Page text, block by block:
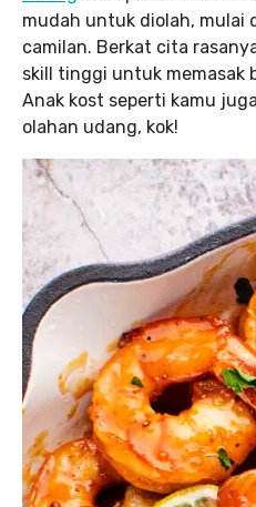
mudah untuk diolah, mulai
camilan. Berkat cita
skill tinggi untuk memasak
Anak kost seperti kamu
olahan udang, kok!